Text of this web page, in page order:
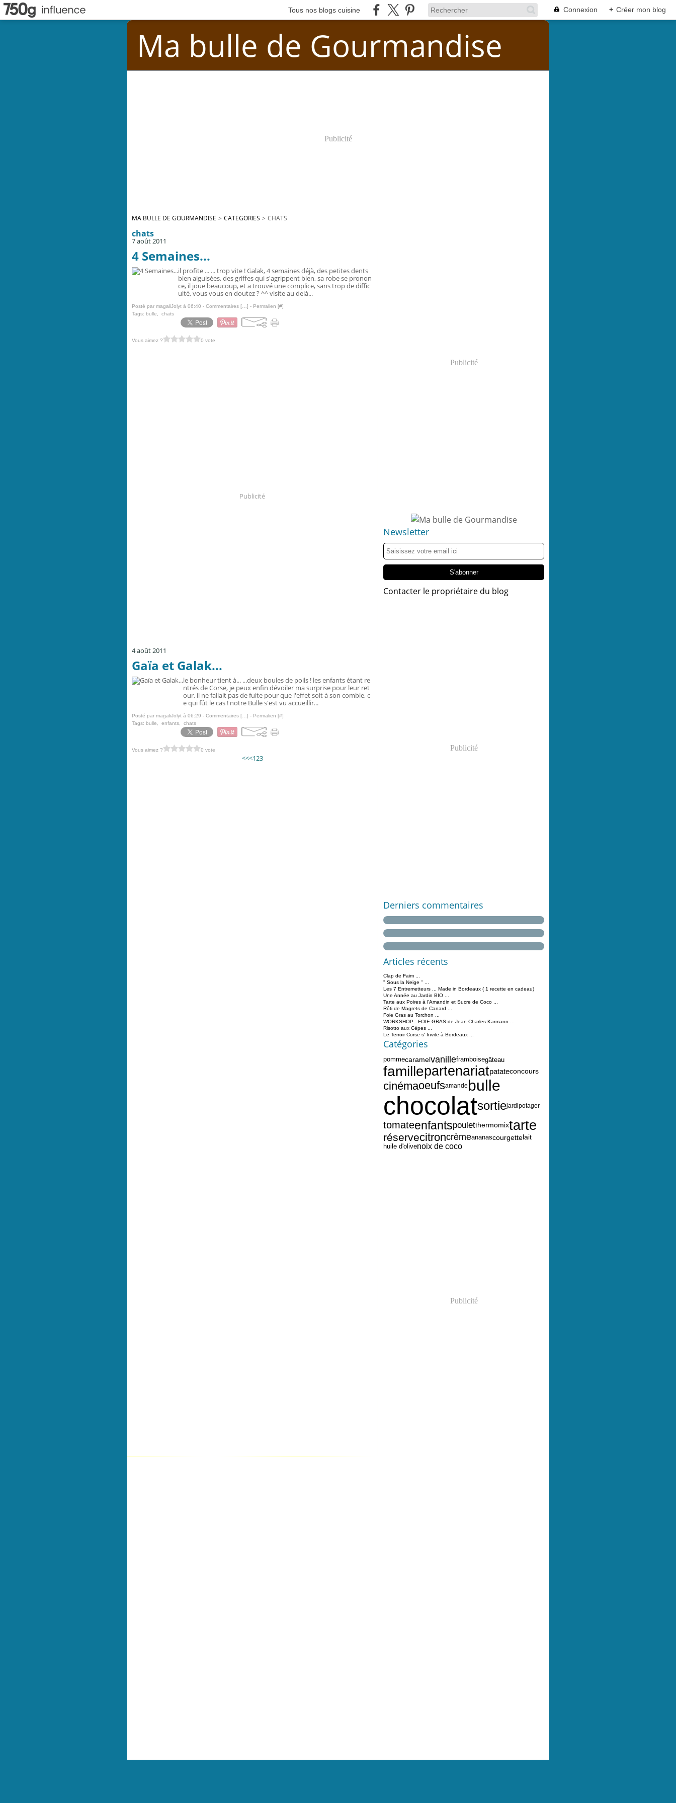
Tous nos blogs cuisine Connexion + Créer mon blog
Ma bulle de Gourmandise
Publicité
MA BULLE DE GOURMANDISE > CATEGORIES > CHATS
chats
7 août 2011
4 Semaines...
il profite ... ... trop vite ! Galak, 4 semaines déjà, des petites dents
bien aiguisées, des griffes qui s'agrippent bien, sa robe se pronon
ce, il joue beaucoup, et a trouvé une complice, sans trop de diffic
ulté, vous vous en doutez ? ^^ visite au delà...
Posté par magaliJolyt à 06:40 - Commentaires [ ] - Permalien [#]
Tags: bulle chats
Vous aimez ? 0 vote
Publicité
4 août 2011
Gaïa et Galak...
le bonheur tient à... ...deux boules de poils ! les enfants étant re
ntrés de Corse, je peux enfin dévoiler ma surprise pour leur ret
our, il ne fallait pas de fuite pour que l'effet soit à son comble, c
e qui fût le cas ! notre Bulle s'est vu accueillir...
Posté par magaliJolyt à 06:29 - Commentaires [ ] - Permalien [#]
Tags: bulle enfants chats
Vous aimez ? 0 vote
<<<123
Publicité
Newsletter
Contacter le propriétaire du blog
Publicité
Derniers commentaires
Articles récents
Clap de Faim ...
" Sous la Neige " ...
Les 7 Entremetteurs ... Made in Bordeaux ( 1 recette en cadeau)
Une Année au Jardin BIO ...
Tarte aux Poires à l'Amandin et Sucre de Coco ...
Rôti de Magrets de Canard ...
Foie Gras au Torchon ...
WORKSHOP : FOIE GRAS de Jean-Charles Karmann ...
Risotto aux Cèpes ...
Le Terroir Corse s' Invite à Bordeaux ...
Catégories
pommecaramelvanilleframboisegâteau
famillepartenariatpatateconcours
cinémaoeufsamande bulle
chocolatsortiejardipotager
tomateenfantspouletthermomixtarte
réservecitroncrèmeananascourgettelait
huile d'olivenoix de coco
Publicité